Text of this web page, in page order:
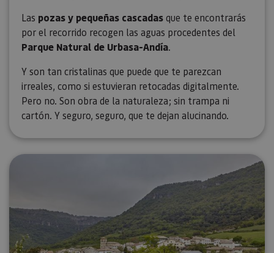
Las pozas y pequeñas cascadasque te encontrarás
por el recorrido recogen las aguas procedentes del
Parque Natural de Urbasa-Andía.
Y son tan cristalinas que puede que te parezcan
irreales, como si estuvieran retocadas digitalmente.
Pero no. Son obra de la naturaleza; sin trampa ni
cartón. Y seguro, seguro, que te dejan alucinando.